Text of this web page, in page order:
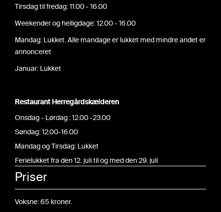
Tirsdag til fredag: 11.00 - 16.00
Weekender og helligdage: 12.00 - 16.00
Mandag: Lukket. Alle mandage er lukket med mindre andet er
annonceret
Januar: Lukket
Restaurant Herregårdskælderen
Onsdag - Lørdag : 12.00 -23.00
Søndag: 12.00-16.00
Mandag og Tirsdag: Lukket
Ferielukket fra den 12. juli til og med den 29. juli
Priser
Voksne: 65 kroner.